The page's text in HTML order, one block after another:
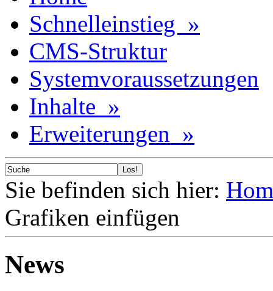
Schnelleinstieg »
CMS-Struktur
Systemvoraussetzungen
Inhalte »
Erweiterungen »
Sie befinden sich hier:
Grafiken einfügen
News